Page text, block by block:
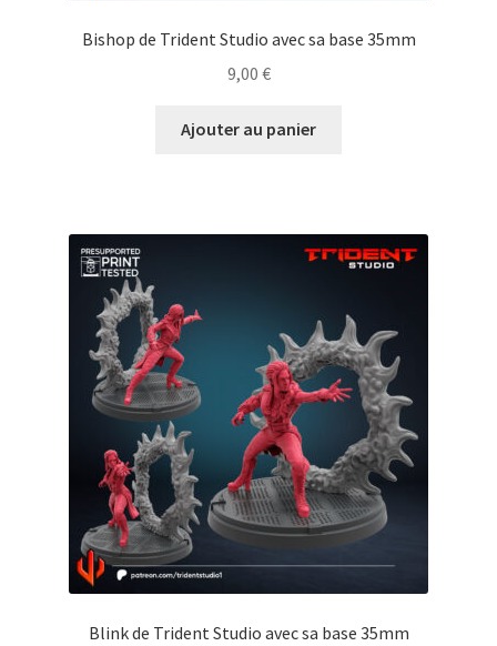
Bishop de Trident Studio avec sa base 35mm
9,00 €
Ajouter au panier
Blink de Trident Studio avec sa base 35mm